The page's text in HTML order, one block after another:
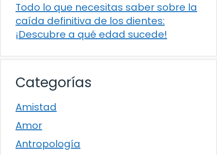
Todo lo que necesitas saber sobre la
caída definitiva de los dientes:
¡Descubre a qué edad sucede!
Categorías
Amistad
Amor
Antropología